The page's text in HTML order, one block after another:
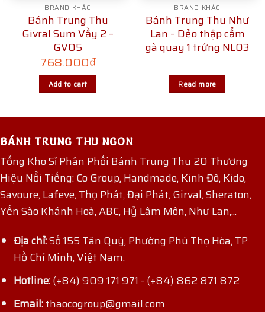
BRAND KHÁC
Bánh Trung Thu
Givral Sum Vầy 2 –
GV05
768.000₫
Add to cart
BRAND KHÁC
Bánh Trung Thu Như
Lan – Dẻo thập cẩm
gà quay 1 trứng NL03
Read more
BÁNH TRUNG THU NGON
Tổng Kho Sỉ Phân Phối Bánh Trung Thu 20 Thương
Hiệu Nổi Tiếng: Co Group, Handmade, Kinh Đô, Kido,
Savoure, Lafeve, Thọ Phát, Đại Phát, Girval, Sheraton,
Yến Sào Khánh Hoà, ABC, Hỷ Lâm Môn, Như Lan,...
Địa chỉ:Số 155 Tân Quý, Phường Phú Thọ Hòa, TP
Hồ Chí Minh, Việt Nam.
Hotline:(+84) 909 171 971 - (+84) 862 871 872
Email:thaocogroup@gmail.com